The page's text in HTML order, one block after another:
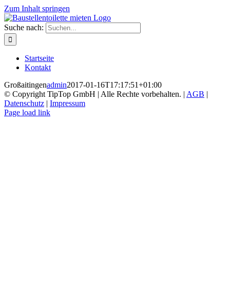
Zum Inhalt springen
Suche nach:
Startseite
Kontakt
Großaitingenadmin2017-01-16T17:17:51+01:00
© Copyright TipTop GmbH | Alle Rechte vorbehalten. | AGB |
Datenschutz | Impressum
Page load link